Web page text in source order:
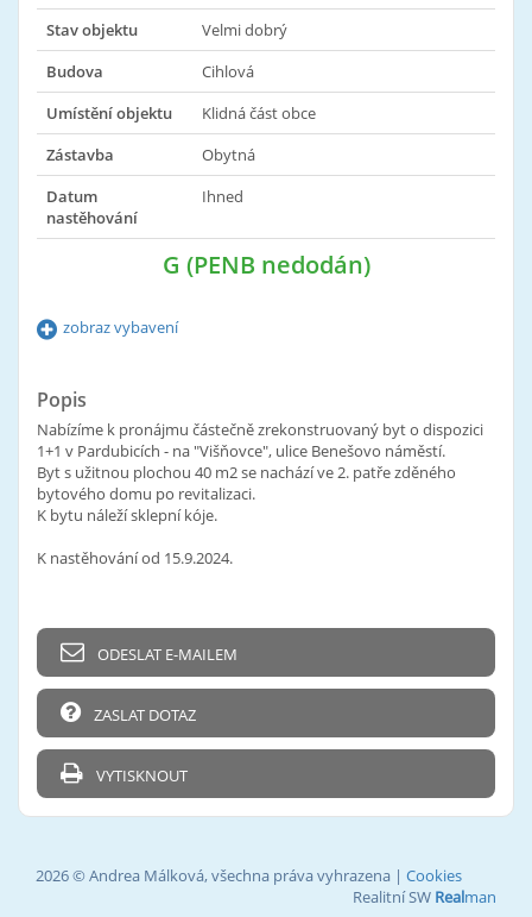
Stav objektu
Velmi dobrý
Budova
Cihlová
Umístění objektu
Klidná část obce
Zástavba
Obytná
Datum
nastěhování
Ihned
G (PENB nedodán)
zobraz vybavení
Popis
Nabízíme k pronájmu částečně zrekonstruovaný byt o dispozici
1+1 v Pardubicích - na "Višňovce", ulice Benešovo náměstí.
Byt s užitnou plochou 40 m2 se nachází ve 2. patře zděného
bytového domu po revitalizaci.
K bytu náleží sklepní kóje.
K nastěhování od 15.9.2024.
ODESLAT E-MAILEM
ZASLAT DOTAZ
VYTISKNOUT
2026 © Andrea Málková, všechna práva vyhrazena | Cookies
Realitní SW Realman